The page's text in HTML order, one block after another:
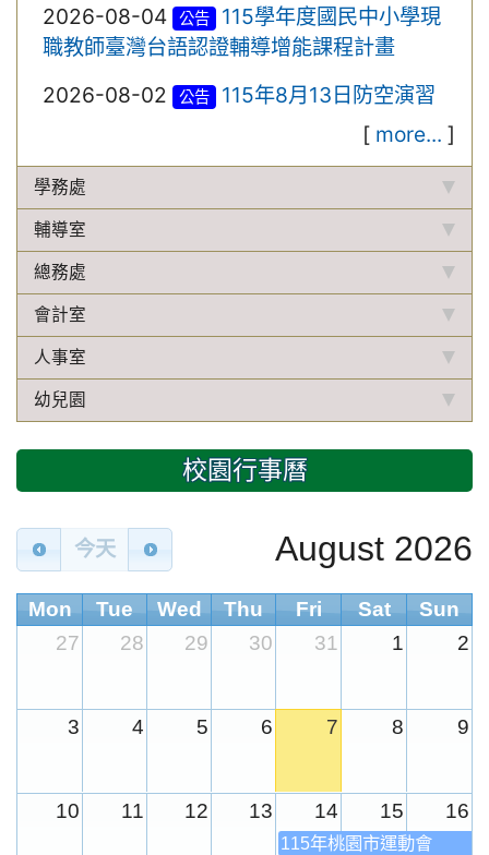
2026-08-04
公告
115學年度國民中小學現
職教師臺灣台語認證輔導增能課程計畫
2026-08-02
公告
115年8月13日防空演習
[ more... ]
學務處
輔導室
總務處
會計室
人事室
幼兒園
校園行事曆
今天 August 2026
Mon Tue Wed Thu Fri Sat
Sun
27
28 29 30 31 1 2
3 4 5 6 7 8 9
10 11 12 13 14 15 16
115年桃園市運動會